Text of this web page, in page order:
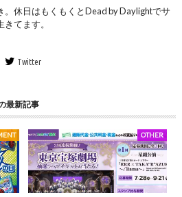
。休日はもくもくとDead by Daylightでサ
てます。
Twitter
最新記事
OTHER